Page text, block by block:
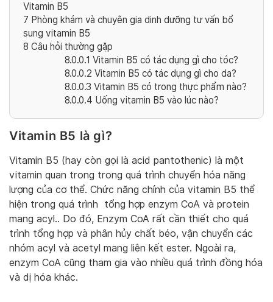
Vitamin B5
7 Phòng khám và chuyên gia dinh dưỡng tư vấn bổ
sung vitamin B5
8 Câu hỏi thường gặp
8.0.0.1 Vitamin B5 có tác dụng gì cho tóc?
8.0.0.2 Vitamin B5 có tác dụng gì cho da?
8.0.0.3 Vitamin B5 có trong thực phẩm nào?
8.0.0.4 Uống vitamin B5 vào lúc nào?
Vitamin B5 là gì?
Vitamin B5 (hay còn gọi là acid pantothenic) là một
vitamin quan trong trong quá trình chuyển hóa năng
lượng của cơ thể. Chức năng chính của vitamin B5 thể
hiện trong quá trình tổng hợp enzym CoA và protein
mang acyl.. Do đó, Enzym CoA rất cần thiết cho quá
trình tổng hợp và phân hủy chất béo, vận chuyển các
nhóm acyl và acetyl mang liên kết ester. Ngoài ra,
enzym CoA cũng tham gia vào nhiều quá trình đồng hóa
và dị hóa khác.